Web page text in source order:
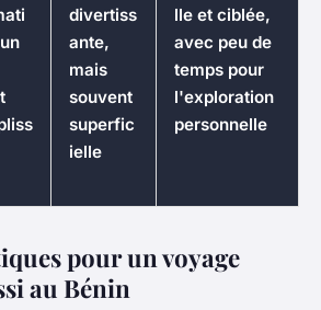
divertiss
ante,
mais
souvent
superfic
ielle
lle et ciblée,
avec peu de
temps pour
l'exploration
personnelle
pour un voyage
au Bénin